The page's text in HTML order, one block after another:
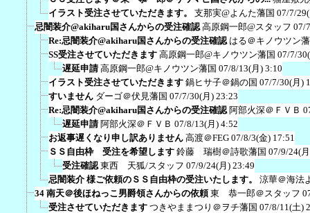
イラスト受注させていただきます。
支那実@よんた藩国 07/7/
忌闇装介@akiharu国さんからの受注確認 高原鋼一郎@スタッフ 07/
Re:忌闇装介@akiharu国さんからの受注確認 はる＠キノウツン
SS受注させていただきます 高原鋼一郎@キノウツン藩国 07/7/
遅延申請 高原鋼一郎@キノウツン藩国 07/8/13(月) 3:10
イラスト受注させていただきます 鍋ヒサ子＠鍋の国 07/7/30(月)
すいません ダーゴ＠伏見藩国 07/7/30(月) 23:23
Re:忌闇装介@akiharu国さんからの受注確認 阿部火深＠ＦＶＢ
遅延申請 阿部火深＠ＦＶＢ 07/8/13(月) 4:52
お返事遅くなり申し訳ありません 高渡＠FEG 07/8/3(金) 17:51
ＳＳ自由枠 受注を希望します 鈴藤 瑞樹＠詩歌藩国 07/9/24(
受注確認 東西 天狐/スタッフ 07/9/24(月) 23:49
忌闇装介 様ご依頼のＳＳ自由枠の受注いたします。
涼華＠海法
34 南天＠後ほねっこ男爵領さんからの依頼 東 恭一郎＠スタッフ
受注させていただきます つきやままつり＠ヲチ藩国 07/8/11(土)